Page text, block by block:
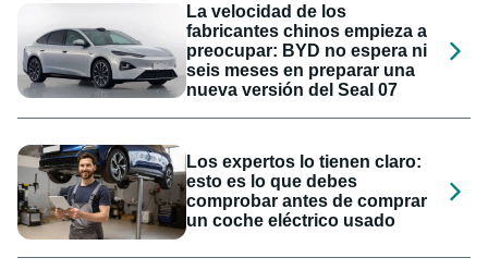
La velocidad de los
fabricantes chinos empieza a
preocupar: BYD no espera ni
seis meses en preparar una
nueva versión del Seal 07
Los expertos lo tienen claro:
esto es lo que debes
comprobar antes de comprar
un coche eléctrico usado